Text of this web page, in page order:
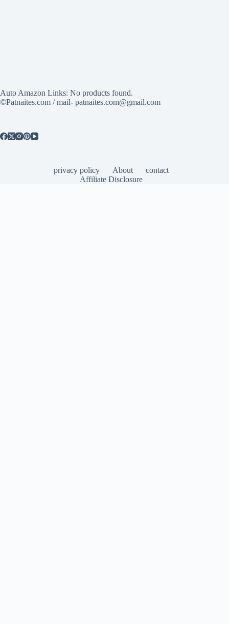
Auto Amazon Links: No products found.
©Patnaites.com / mail- patnaites.com@gmail.com
privacy policy About
contact
Affiliate Disclosure